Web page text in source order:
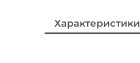
Характеристики